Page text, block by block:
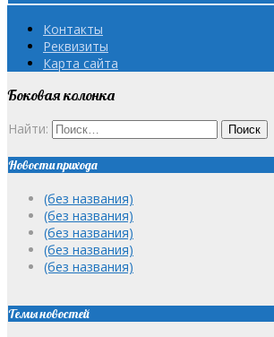
Контакты
Реквизиты
Карта сайта
Боковая колонка
Найти:
Новости прихода
(без названия)
(без названия)
(без названия)
(без названия)
(без названия)
Темы новостей